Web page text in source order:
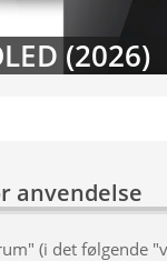
(2026)
anvendelse
(i det følgende